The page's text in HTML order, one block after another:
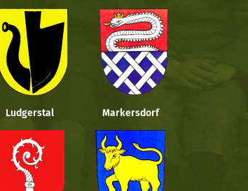
Ludgerstal Markersdorf